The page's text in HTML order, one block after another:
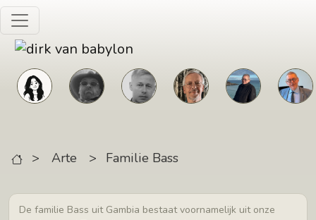
Skip to main content
> Arte > Familie Bass
De familie Bass uit Gambia bestaat voornamelijk uit onze